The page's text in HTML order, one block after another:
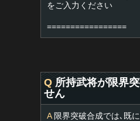
をご入力ください
=================
Q 所持武将が限界
せん
A限界突破合成では､既